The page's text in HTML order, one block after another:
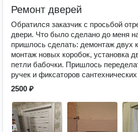
Ремонт дверей
Обратился заказчик с просьбой
двери. Что было сделано до меня
пришлось сделать: демонтаж двух
монтаж новых коробок, установка
петли бабочки. Пришлось
ручек и фиксаторов
2500 ₽